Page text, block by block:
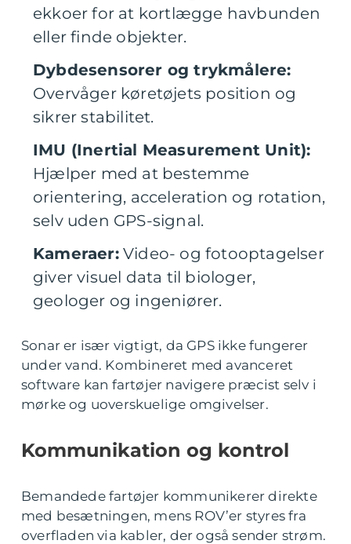
ekkoer for at kortlægge havbunden
eller finde objekter.
Dybdesensorer og trykmålere:
Overvåger køretøjets position og
sikrer stabilitet.
IMU (Inertial Measurement Unit):
Hjælper med at bestemme
orientering, acceleration og rotation,
selv uden GPS-signal.
Kameraer:Video- og fotooptagelser
giver visuel data til biologer,
geologer og ingeniører.
Sonar er især vigtigt, da GPS ikke fungerer
under vand. Kombineret med avanceret
software kan fartøjer navigere præcist selv i
mørke og uoverskuelige omgivelser.
Kommunikation og kontrol
Bemandede fartøjer kommunikerer direkte
med besætningen, mens ROV’er styres fra
overfladen via kabler, der også sender strøm.